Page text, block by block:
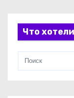
м
Что